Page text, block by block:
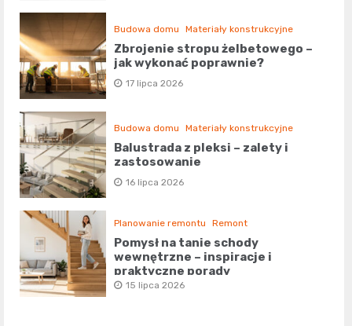
Budowa domu Materiały konstrukcyjne
Zbrojenie stropu żelbetowego –
jak wykonać poprawnie?
17 lipca 2026
Budowa domu Materiały konstrukcyjne
Balustrada z pleksi – zalety i
zastosowanie
16 lipca 2026
Planowanie remontu Remont
Pomysł na tanie schody
wewnętrzne – inspiracje i
praktyczne porady
15 lipca 2026